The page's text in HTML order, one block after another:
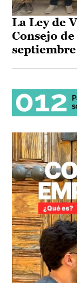
La Ley de
Consejo
septiembre